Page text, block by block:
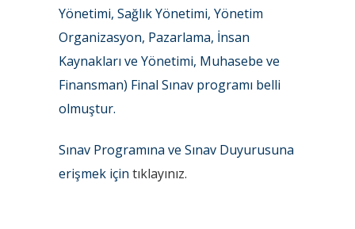
Yönetimi, Sağlık Yönetimi, Yönetim
Organizasyon, Pazarlama, İnsan
Kaynakları ve Yönetimi, Muhasebe ve
Finansman) Final Sınav programı belli
olmuştur.
Sınav Programına ve Sınav Duyurusuna
erişmek için tıklayınız.